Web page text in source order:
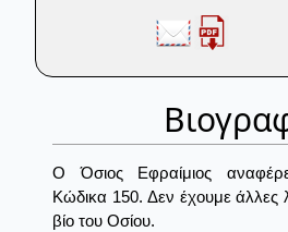
Ο Όσιος Εφραίμιος
Κώδικα 150. Δεν έχουμε άλλες
βίο του Οσίου.